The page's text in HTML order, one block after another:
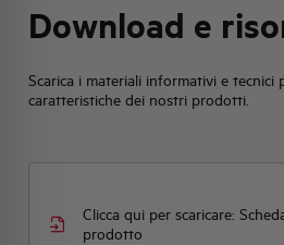
Download e
Scarica i materiali informativi e tecnici
caratteristiche dei nostri prodotti.
Clicca qui per scaricare:
prodotto